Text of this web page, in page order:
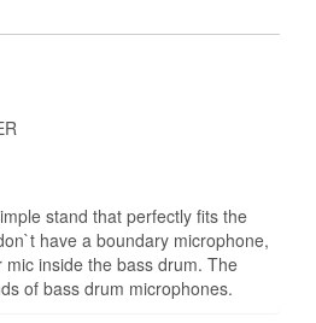
stand that perfectly fits the
have a boundary microphone,
inside the bass drum. The
of bass drum microphones.